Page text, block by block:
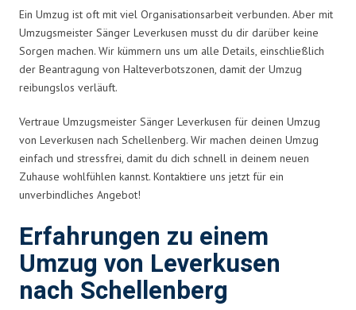
Ein Umzug ist oft mit viel Organisationsarbeit verbunden. Aber mit
Umzugsmeister Sänger Leverkusen musst du dir darüber keine
Sorgen machen. Wir kümmern uns um alle Details, einschließlich
der Beantragung von Halteverbotszonen, damit der Umzug
reibungslos verläuft.
Vertraue Umzugsmeister Sänger Leverkusen für deinen Umzug
von Leverkusen nach Schellenberg. Wir machen deinen Umzug
einfach und stressfrei, damit du dich schnell in deinem neuen
Zuhause wohlfühlen kannst. Kontaktiere uns jetzt für ein
unverbindliches Angebot!
Erfahrungen zu einem
Umzug von Leverkusen
nach Schellenberg